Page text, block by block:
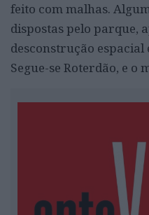
feito com malhas.
dispostas pelo parque,
desconstrução espacial
Segue-se Roterdão, e o